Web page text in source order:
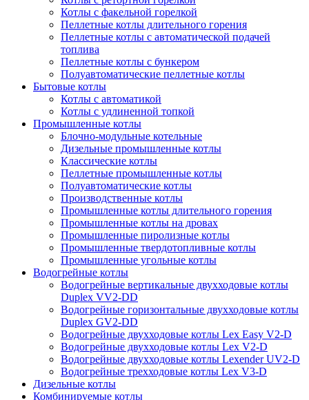
Котлы с факельной горелкой
Пеллетные котлы длительного горения
Пеллетные котлы с автоматической подачей
топлива
Пеллетные котлы с бункером
Полуавтоматические пеллетные котлы
Бытовые котлы
Котлы с автоматикой
Котлы с удлиненной топкой
Промышленные котлы
Блочно-модульные котельные
Дизельные промышленные котлы
Классические котлы
Пеллетные промышленные котлы
Полуавтоматические котлы
Производственные котлы
Промышленные котлы длительного горения
Промышленные котлы на дровах
Промышленные пиролизные котлы
Промышленные твердотопливные котлы
Промышленные угольные котлы
Водогрейные котлы
Водогрейные вертикальные двухходовые котлы
Duplex VV2-DD
Водогрейные горизонтальные двухходовые котлы
Duplex GV2-DD
Водогрейные двухходовые котлы Lex Easy V2-D
Водогрейные двухходовые котлы Lex V2-D
Водогрейные двухходовые котлы Lexender UV2-D
Водогрейные трехходовые котлы Lex V3-D
Дизельные котлы
Комбинируемые котлы